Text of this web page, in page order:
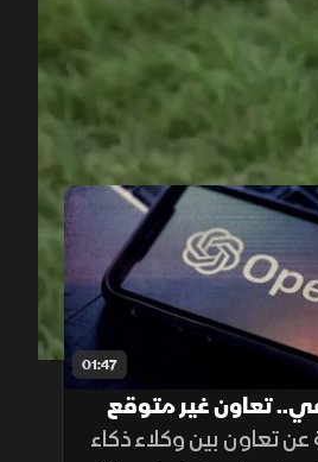
00:13 02:54
01:47
تعاون غير متوقع
تعاون بين وكلاء ذكاء